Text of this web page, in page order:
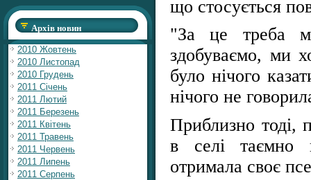
Архів новин
2010 Жовтень
2010 Листопад
2010 Грудень
2011 Січень
2011 Лютий
2011 Березень
2011 Квітень
2011 Травень
2011 Червень
2011 Липень
2011 Серпень
що стосується
"За це треба
здобуваємо, ми
було нічого
нічого не
Приблизно тоді,
в селі таємно
отримала своє